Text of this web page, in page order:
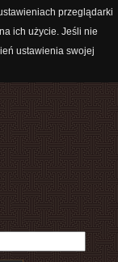
przeglądarki
ich użycie. Jeśli nie
ustawienia swojej